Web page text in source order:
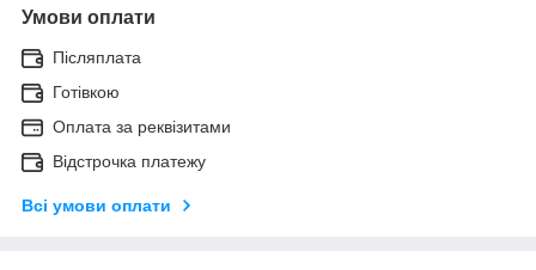
Умови оплати
Післяплата
Готівкою
Оплата за реквізитами
Відстрочка платежу
Всі умови оплати